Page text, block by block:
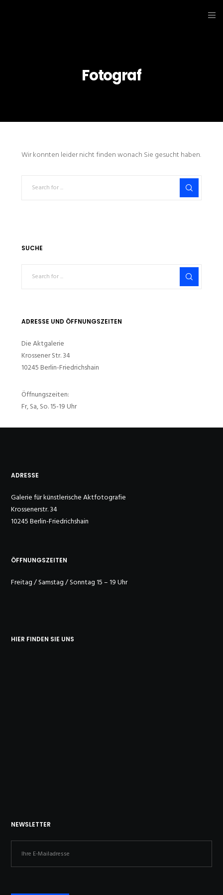
Fotograf
Wir konnten leider nicht finden wonach Sie gesucht haben.
SUCHE
ADRESSE UND ÖFFNUNGSZEITEN
Die Aktgalerie
Krossener Str. 34
10245 Berlin-Friedrichshain
Öffnungszeiten:
Fr, Sa, So. 15-19 Uhr
ADRESSE
Galerie für künstlerische Aktfotografie
Krossenerstr. 34
10245 Berlin-Friedrichshain
ÖFFNUNGSZEITEN
Freitag / Samstag / Sonntag 15 – 19 Uhr
HIER FINDEN SIE UNS
NEWSLETTER